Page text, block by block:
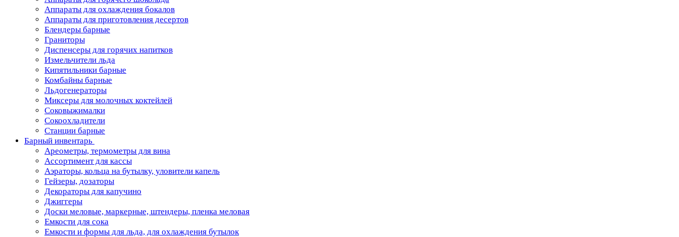
Аппараты для охлаждения бокалов
Аппараты для приготовления десертов
Блендеры барные
Граниторы
Диспенсеры для горячих напитков
Измельчители льда
Кипятильники барные
Комбайны барные
Льдогенераторы
Миксеры для молочных коктейлей
Соковыжималки
Сокоохладители
Станции барные
Барный инвентарь
Ареометры, термометры для вина
Ассортимент для кассы
Аэраторы, кольца на бутылку, уловители капель
Гейзеры, дозаторы
Декораторы для капучино
Джиггеры
Доски меловые, маркерные, штендеры, пленка меловая
Емкости для сока
Емкости и формы для льда, для охлаждения бутылок